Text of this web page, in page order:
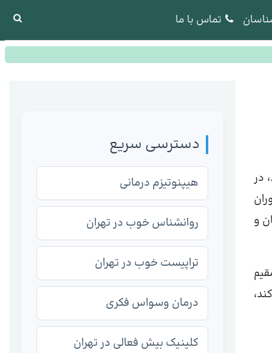
تماس با ما
در
و
دسترسی سریع
هیپنوتیزم درمانی
روانشناس خوب در تهران
تراپیست خوب در تهران
درمان وسواس فکری
کلینیک بیش فعالی در تهران